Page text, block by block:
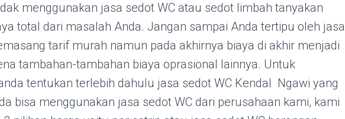
menggunakan jasa sedot WC atau sedot limbah tanyakan
total dari masalah Anda. Jangan sampai Anda tertipu oleh jasa
tarif murah namun pada akhirnya biaya di akhir menjadi
tambahan-tambahan biaya oprasional lainnya. Untuk
tentukan terlebih dahulu jasa sedot WC Kendal Ngawi yang
bisa menggunakan jasa sedot WC dari perusahaan kami, kami